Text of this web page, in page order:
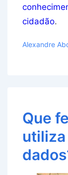
cidadão.
Alexandre
Que